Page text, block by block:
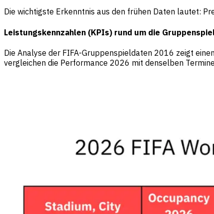
Die wichtigste Erkenntnis aus den frühen Daten lautet:
Leistungskennzahlen (KPIs) rund um die
Die Analyse der FIFA-Gruppenspieldaten 2016 zeigt
vergleichen die Performance 2026 mit denselben